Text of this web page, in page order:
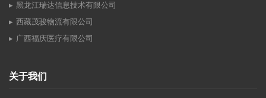
黑龙江瑞达信息技术有限公司
西藏茂骏物流有限公司
广西福庆医疗有限公司
关于我们